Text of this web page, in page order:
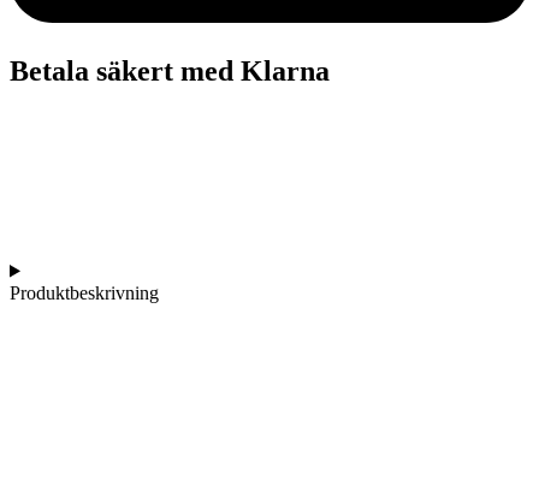
Betala säkert med Klarna
Produktbeskrivning